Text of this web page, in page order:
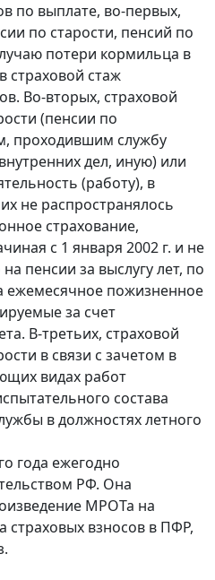
по выплате, во-первых,
по старости, пенсий по
потери кормильца в
страховой стаж
Во-вторых, страховой
(пенсии по
проходившим службу
дел, иную) или
(работу), в
не распространялось
страхование,
с 1 января 2002 г. и не
пенсии за выслугу лет, по
ежемесячное пожизненное
за счет
В-третьих, страховой
в связи с зачетом в
видах работ
состава
в должностях летного
года ежегодно
РФ. Она
МРОТа на
страховых взносов в ПФР,